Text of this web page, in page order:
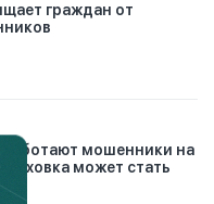
граждан от
работают мошенники на
может стать